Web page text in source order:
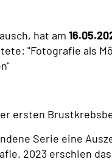
hat am
"Fotografie als
ersten
Serie eine
2023 erschien das